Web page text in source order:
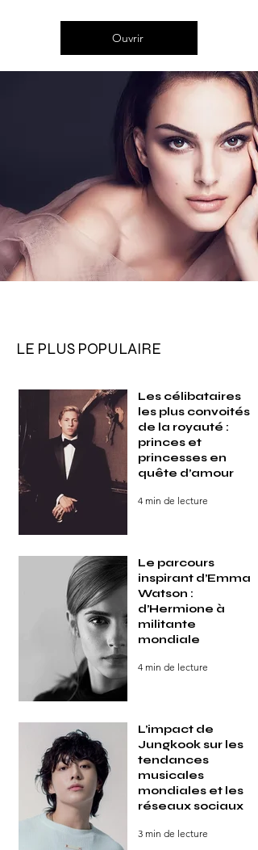
Ouvrir
LE PLUS POPULAIRE
Les célibataires
les plus convoités
de la royauté :
princes et
princesses en
quête d’amour
4 min de lecture
Le parcours
inspirant d’Emma
Watson :
d’Hermione à
militante
mondiale
4 min de lecture
L’impact de
Jungkook sur les
tendances
musicales
mondiales et les
réseaux sociaux
3 min de lecture